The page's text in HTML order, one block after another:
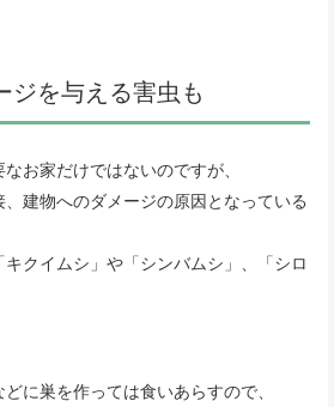
ジを与える害虫も
お家だけではないのですが、
建物へのダメージの原因となっている
クイムシ」や「シンバムシ」、「シロ
に巣を作っては食いあらすので、